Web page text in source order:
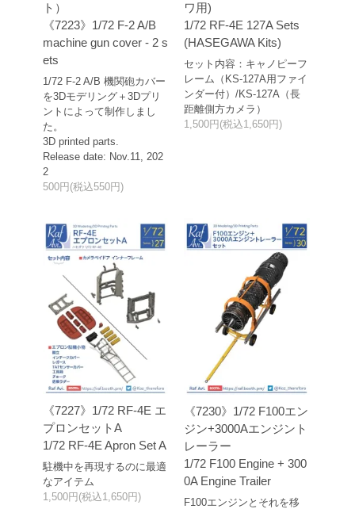
ト）
《7223》1/72 F-2 A/B
machine gun cover - 2 s
ets
1/72 F-2 A/B 機関砲カバー
を3Dモデリング＋3Dプリ
ントによって制作しまし
た。
3D printed parts.
Release date: Nov.11, 202
2
500円(税込550円)
ワ用)
1/72 RF-4E 127A Sets
(HASEGAWA Kits)
セット内容：キャノピーフ
レーム（KS-127A用ファイ
ンダー付）/KS-127A（長
距離側方カメラ）
1,500円(税込1,650円)
《7227》1/72 RF-4E エ
プロンセットA
1/72 RF-4E Apron Set A
駐機中を再現するのに最適
なアイテム
1,500円(税込1,650円)
《7230》1/72 F100エン
ジン+3000Aエンジント
レーラー
1/72 F100 Engine + 300
0A Engine Trailer
F100エンジンとそれを移